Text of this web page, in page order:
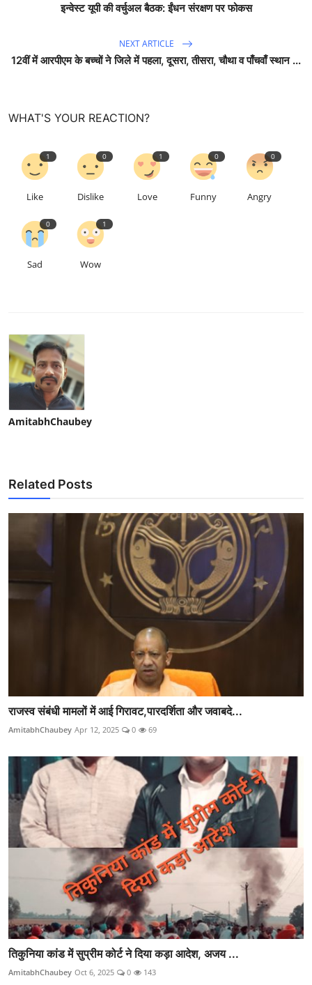
इन्वेस्ट यूपी की वर्चुअल बैठक: ईंधन संरक्षण पर फोकस
NEXT ARTICLE
12वीं में आरपीएम के बच्चों ने जिले में पहला, दूसरा, तीसरा, चौथा व पाँचवाँ स्थान ...
WHAT'S YOUR REACTION?
1
Like
0
Dislike
1
Love
0
Funny
0
Angry
0
Sad
1
Wow
AmitabhChaubey
Related Posts
राजस्व संबंधी मामलों में आई गिरावट,पारदर्शिता और जवाबदे...
AmitabhChaubey Apr 12, 2025 0 69
तिकुनिया कांड में सुप्रीम कोर्ट ने दिया कड़ा आदेश, अजय ...
AmitabhChaubey Oct 6, 2025 0 143